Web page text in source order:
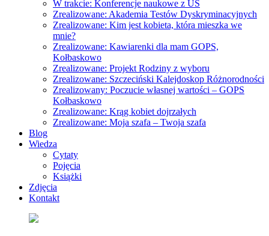
W trakcie: Konferencje naukowe z US
Zrealizowane: Akademia Testów Dyskryminacyjnych
Zrealizowane: Kim jest kobieta, która mieszka we
mnie?
Zrealizowane: Kawiarenki dla mam GOPS,
Kołbaskowo
Zrealizowane: Projekt Rodziny z wyboru
Zrealizowane: Szczeciński Kalejdoskop Różnorodności
Zrealizowany: Poczucie własnej wartości – GOPS
Kołbaskowo
Zrealizowane: Krąg kobiet dojrzałych
Zrealizowane: Moja szafa – Twoja szafa
Blog
Wiedza
Cytaty
Pojęcia
Książki
Zdjęcia
Kontakt